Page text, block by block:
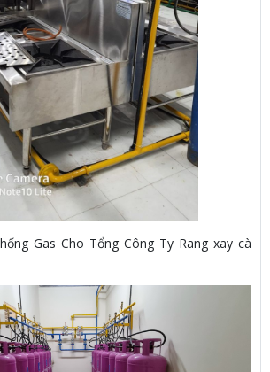
Gas Cho Tổng Công Ty Rang xay cà